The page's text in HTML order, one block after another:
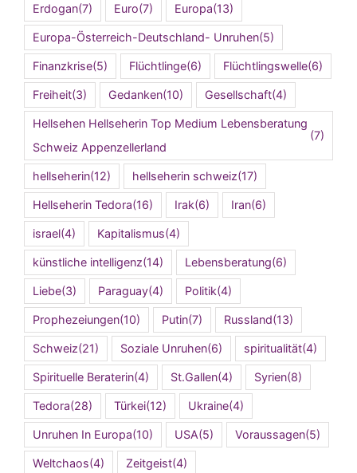
Erdogan(7) Euro(7) Europa(13)
Europa-Österreich-Deutschland- Unruhen(5)
Finanzkrise(5) Flüchtlinge(6) Flüchtlingswelle(6)
Freiheit(3) Gedanken(10) Gesellschaft(4)
Hellsehen Hellseherin Top Medium Lebensberatung
Schweiz Appenzellerland
(7)
hellseherin(12) hellseherin schweiz(17)
Hellseherin Tedora(16) Irak(6) Iran(6)
israel(4) Kapitalismus(4)
künstliche intelligenz(14) Lebensberatung(6)
Liebe(3) Paraguay(4) Politik(4)
Prophezeiungen(10) Putin(7) Russland(13)
Schweiz(21) Soziale Unruhen(6) spiritualität(4)
Spirituelle Beraterin(4) St.Gallen(4) Syrien(8)
Tedora(28) Türkei(12) Ukraine(4)
Unruhen In Europa(10) USA(5) Voraussagen(5)
Weltchaos(4) Zeitgeist(4)